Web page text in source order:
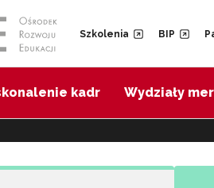
Szkolenia BIP
kadr Wydziały